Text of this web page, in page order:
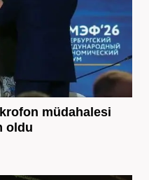
müdahalesi
oldu